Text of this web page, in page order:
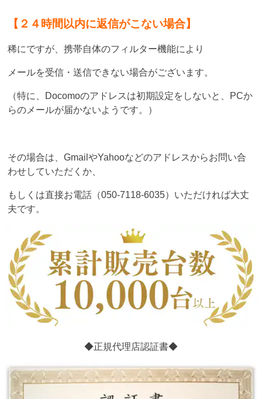
【２４時間以内に返信がこない場合】
稀にですが、携帯自体のフィルター機能により
メールを受信・送信できない場合がございます。
（特に、Docomoのアドレスは初期設定をしないと、PCか
らのメールが届かないようです。）
その場合は、GmailやYahooなどのアドレスからお問い合
わせしていただくか、
もしくは直接お電話（050-7118-6035）いただければ大丈
夫です。
◆正規代理店認証書◆